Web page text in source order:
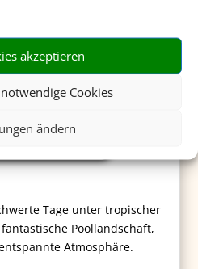
akzeptieren
Cookies
ändern
Beach Resort
Tage unter tropischer
Poollandschaft,
Atmosphäre.